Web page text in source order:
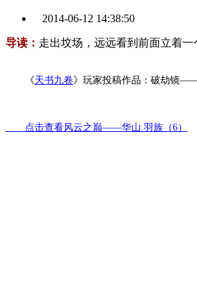
2014-06-12 14:38:50
导读： 走出坟场，远远看到前面立着
《天书九卷》玩家投稿作品：破劫镜
点击查看风云之巅——华山.羽族（6）